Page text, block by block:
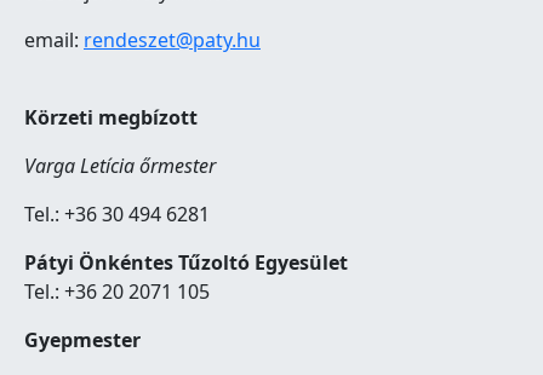
email: rendeszet@paty.hu
Körzeti megbízott
Varga Letícia őrmester
Tel.: +36 30 494 6281
Pátyi Önkéntes Tűzoltó Egyesület
Tel.: +36 20 2071 105
Gyepmester